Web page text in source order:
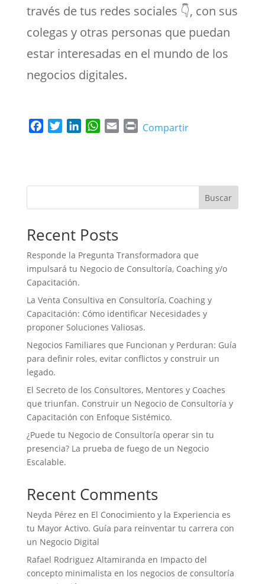
través de tus redes sociales 👇, con sus
colegas y otras personas que puedan
estar interesadas en el mundo de los
negocios digitales.
b
o
t
r
e
I
W
s
p
l
P
t
Compartir
Buscar
Recent Posts
Responde la Pregunta Transformadora que
impulsará tu Negocio de Consultoría, Coaching y/o
Capacitación.
La Venta Consultiva en Consultoría, Coaching y
Capacitación: Cómo identificar Necesidades y
proponer Soluciones Valiosas.
Negocios Familiares que Funcionan y Perduran: Guía
para definir roles, evitar conflictos y construir un
legado.
El Secreto de los Consultores, Mentores y Coaches
que triunfan. Construir un Negocio de Consultoría y
Capacitación con Enfoque Sistémico.
¿Puede tu Negocio de Consultoría operar sin tu
presencia? La prueba de fuego de un Negocio
Escalable.
Recent Comments
Neyda Pérez en El Conocimiento y la Experiencia es
tu Mayor Activo. Guía para reinventar tu carrera con
un Negocio Digital
Rafael Rodriguez Altamiranda en Impacto del
concepto minimalista en los negocios de consultoría